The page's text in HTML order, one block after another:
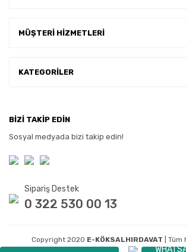
MÜŞTERİ HİZMETLERİ
KATEGORİLER
BİZİ TAKİP EDİN
Sosyal medyada bizi takip edin!
Sipariş Destek
0 322 530 00 13
Copyright 2020 E-KÖKSALHIRDAVAT | Tüm